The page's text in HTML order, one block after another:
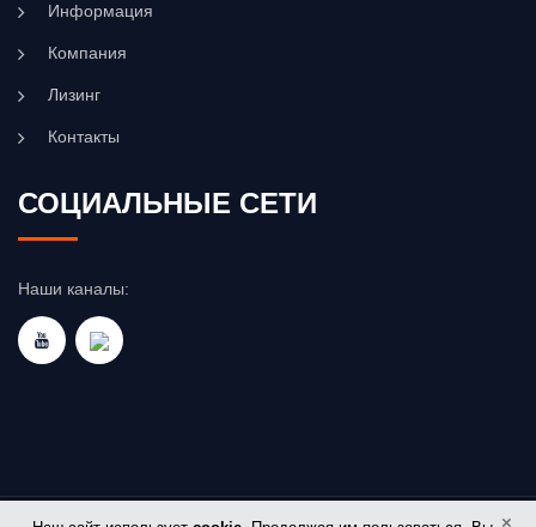
Информация
Компания
Лизинг
Контакты
СОЦИАЛЬНЫЕ СЕТИ
Наши каналы:
×